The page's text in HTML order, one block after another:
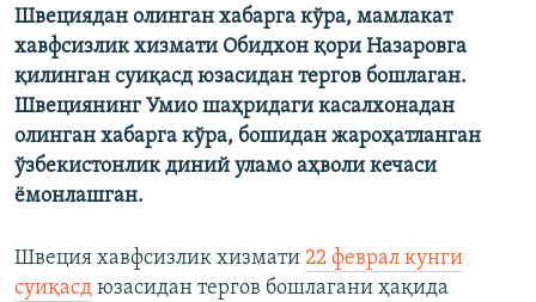
Швециядан олинган хабарга кўра, мамлакат
хавфсизлик хизмати Обидхон қори Назаровга
қилинган суиқасд юзасидан тергов бошлаган.
Швециянинг Умио шаҳридаги касалхонадан
олинган хабарга кўра, бошидан жароҳатланган
ўзбекистонлик диний уламо аҳволи кечаси
ёмонлашган.
Швеция хавфсизлик хизмати 22 феврал кунги
суиқасд юзасидан тергов бошлагани ҳақида